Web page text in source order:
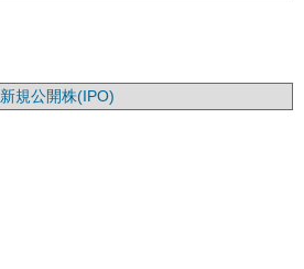
新規公開株(IPO)